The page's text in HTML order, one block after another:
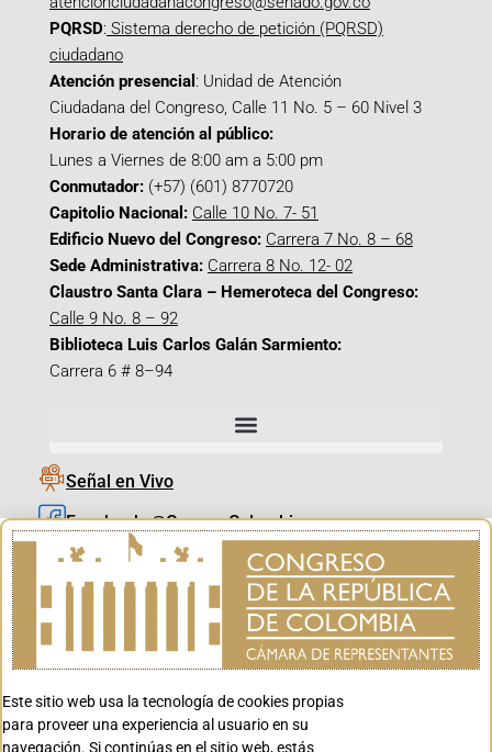
PQRSD: Sistema derecho de petición (PQRSD)
ciudadano
Atención presencial : Unidad de Atención
Ciudadana del Congreso, Calle 11 No. 5 – 60 Nivel 3
Horario de atención al público:
Lunes a Viernes de 8:00 am a 5:00 pm
Conmutador: (+57) (601) 8770720
Capitolio Nacional: Calle 10 No. 7- 51
Edificio Nuevo del Congreso: Carrera 7 No. 8 – 68
Sede Administrativa: Carrera 8 No. 12- 02
Claustro Santa Clara – Hemeroteca del Congreso:
Calle 9 No. 8 – 92
Biblioteca Luis Carlos Galán Sarmiento:
Carrera 6 # 8–94
Señal en Vivo
Facebook_@CamaraColombia
Instagram_@CamaraColombia
X_@CamaraColombia
Youtube_@CamaraColombia
Youtube_@CanalCongreso
Este sitio web usa la tecnología de cookies propias
para proveer una experiencia al usuario en su
navegación. Si continúas en el sitio web, estás